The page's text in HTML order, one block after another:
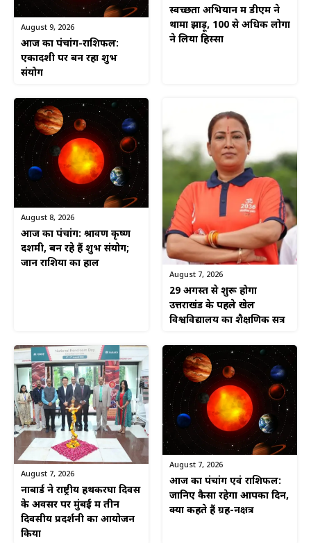
August 9, 2026
आज का पंचांग-राशिफल:
एकादशी पर बन रहा शुभ
संयोग
स्वच्छता अभियान में डीएम ने
थामा झाड़ू, 100 से अधिक लोगों
ने लिया हिस्सा
August 8, 2026
आज का पंचांग: श्रावण कृष्ण
दशमी, बन रहे हैं शुभ संयोग;
जानें राशियों का हाल
August 7, 2026
29 अगस्त से शुरू होगा
उत्तराखंड के पहले खेल
विश्वविद्यालय का शैक्षणिक सत्र
August 7, 2026
नाबार्ड ने राष्ट्रीय हथकरघा दिवस
के अवसर पर मुंबई में तीन
दिवसीय प्रदर्शनी का आयोजन
किया
August 7, 2026
आज का पंचांग एवं राशिफल:
जानिए कैसा रहेगा आपका दिन,
क्या कहते हैं ग्रह-नक्षत्र